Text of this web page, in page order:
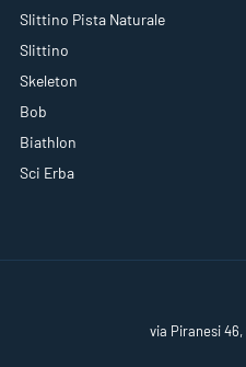
Slittino Pista Naturale
Slittino
Skeleton
Bob
Biathlon
Sci Erba
via Piranesi 46,